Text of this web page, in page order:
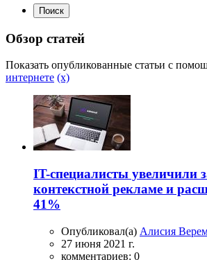
Поиск
Обзор статей
Показать опубликованные статьи с
интернете (x)
IT-специалисты увеличили
контекстной рекламе и
41%
Опубликовал(а) Алисия
27 июня 2021 г.
комментариев: 0